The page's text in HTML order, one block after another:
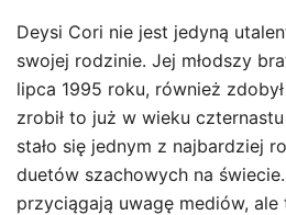
Deysi Cori nie jest jedyną
swojej rodzinie. Jej młodszy
lipca 1995 roku, również
zrobił to już w wieku
stało się jednym z najbardziej
duetów szachowych na
przyciągają uwagę mediów, ale